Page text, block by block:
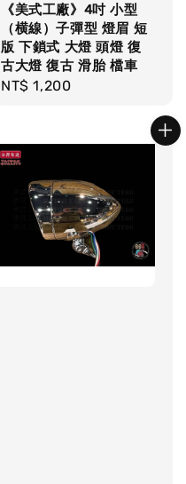
《美式工廠》4吋 小型
（横線）子彈型 燈眉 短
版 下鎖式 大燈 頭燈 復
古大燈 復古 滑胎 檔車
Regular
NT$ 1,200